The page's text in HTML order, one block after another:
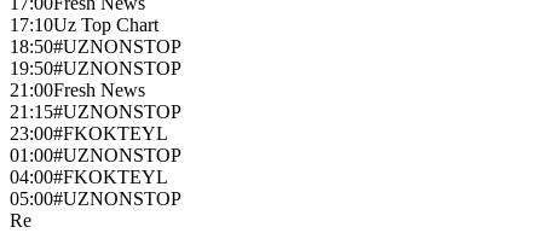
17:10Uz Top Chart
18:50#UZNONSTOP
19:50#UZNONSTOP
21:00Fresh News
21:15#UZNONSTOP
23:00#FKOKTEYL
01:00#UZNONSTOP
04:00#FKOKTEYL
05:00#UZNONSTOP
Re